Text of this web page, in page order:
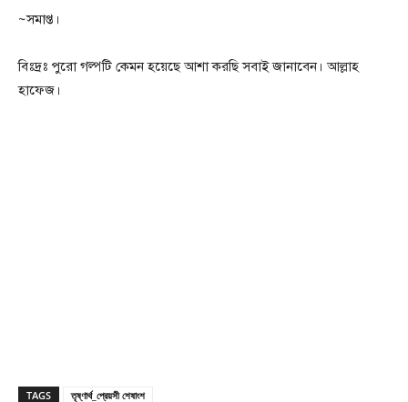
~সমাপ্ত।
বিঃদ্রঃ পুরো গল্পটি কেমন হয়েছে আশা করছি সবাই জানাবেন। আল্লাহ
হাফেজ।
TAGS তৃষ্ণার্থ_প্রেয়সী শেষাংশ